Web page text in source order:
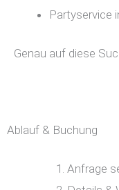
Partyservice
Genau auf diese
Ablauf & Buchung
Anfrage